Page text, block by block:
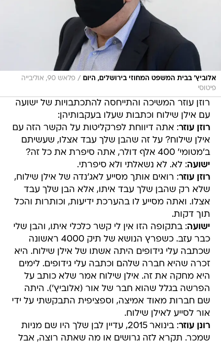
אלוביץ' בבית המשפט המחוזי בירושלים, היום /
פלאש 90, אוליבייה
פיטוסי
רוזן עוזר המשיכה והתייחסה להתכתבויות של ישועה
עם אילן שילוח וכתבות שעלו בעקבותיהן:
רוזן עוזר: אתה דיווחת לפרקליטות על הקשר הזה עם
אילן שילוח? על זה שהבן שלך עבד אצלו, שעשיתם
ב'מטומי' 400 אלף דולר, אתה סיפרת את כל זה?
ישועה: לא. לא נשאלתי ולא סיפרתי.
רוזן עוזר: רואים אותך מסייע לאג'נדה של אילן שילוח,
שלא רק שהבן שלך עבד איתו, אלא הבן שלך עבד
אצלו. ואתה מסייע לו בהערכת ידיעות, וכותרות והכל
תוך דקות.
ישועה: בתקופה הזו אין לי קשר כלכלי איתו, והבן שלי
כבר עזב. כשפרץ הנושא של תיק 4000 ראשונה
שכתבה עלי גידופים היתה אשתו של אילן שילוח. היא
זכרה שהיא חברה שלהם וכתבה עלי גידופים. לימים
היא מחקה את זה. אילן שילוח אמר שלא כותב על
הפרשה בגלל שהוא חבר של אור (אלוביץ'). היתה
שם חברות מאוד אמיצה, וספציפית התבקשתי על ידי
אור לסייע לאילן שילוח.
רונן עוזר
: בינואר 2015, עדיין לבן שלך היו שם מניות
שמכר. תקרא לזה גרושים או מה שאתה רוצה, אבל